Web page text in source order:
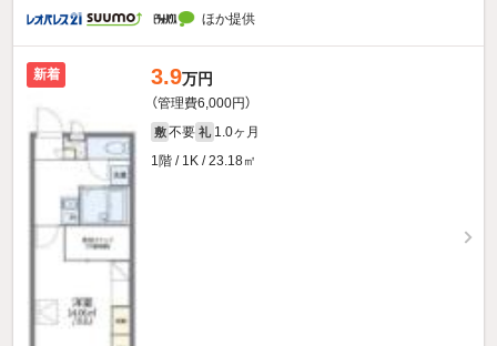
ほか提供
新着 3.9万円
（管理費6,000円）
敷 不要 礼 1.0ヶ月
1階 / 1K / 23.18㎡